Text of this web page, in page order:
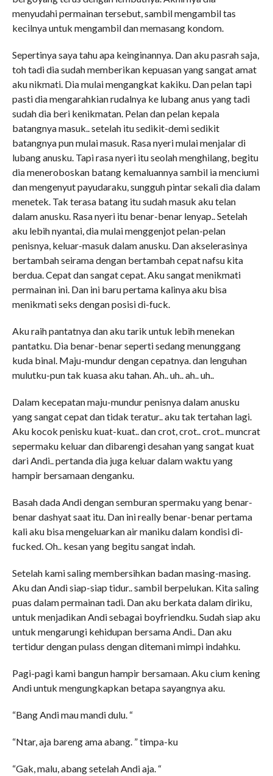
menyudahi permainan tersebut, sambil mengambil tas
kecilnya untuk mengambil dan memasang kondom.
Sepertinya saya tahu apa keinginannya. Dan aku pasrah saja,
toh tadi dia sudah memberikan kepuasan yang sangat amat
aku nikmati. Dia mulai mengangkat kakiku. Dan pelan tapi
pasti dia mengarahkian rudalnya ke lubang anus yang tadi
sudah dia beri kenikmatan. Pelan dan pelan kepala
batangnya masuk.. setelah itu sedikit-demi sedikit
batangnya pun mulai masuk. Rasa nyeri mulai menjalar di
lubang anusku. Tapi rasa nyeri itu seolah menghilang, begitu
dia meneroboskan batang kemaluannya sambil ia menciumi
dan mengenyut payudaraku, sungguh pintar sekali dia dalam
menetek. Tak terasa batang itu sudah masuk aku telan
dalam anusku. Rasa nyeri itu benar-benar lenyap.. Setelah
aku lebih nyantai, dia mulai menggenjot pelan-pelan
penisnya, keluar-masuk dalam anusku. Dan akselerasinya
bertambah seirama dengan bertambah cepat nafsu kita
berdua. Cepat dan sangat cepat. Aku sangat menikmati
permainan ini. Dan ini baru pertama kalinya aku bisa
menikmati seks dengan posisi di-fuck.
Aku raih pantatnya dan aku tarik untuk lebih menekan
pantatku. Dia benar-benar seperti sedang menunggang
kuda binal. Maju-mundur dengan cepatnya. dan lenguhan
mulutku-pun tak kuasa aku tahan. Ah.. uh.. ah.. uh..
Dalam kecepatan maju-mundur penisnya dalam anusku
yang sangat cepat dan tidak teratur.. aku tak tertahan lagi.
Aku kocok penisku kuat-kuat.. dan crot, crot.. crot.. muncrat
sepermaku keluar dan dibarengi desahan yang sangat kuat
dari Andi.. pertanda dia juga keluar dalam waktu yang
hampir bersamaan denganku.
Basah dada Andi dengan semburan spermaku yang benar-
benar dashyat saat itu. Dan ini really benar-benar pertama
kali aku bisa mengeluarkan air maniku dalam kondisi di-
fucked. Oh.. kesan yang begitu sangat indah.
Setelah kami saling membersihkan badan masing-masing.
Aku dan Andi siap-siap tidur.. sambil berpelukan. Kita saling
puas dalam permainan tadi. Dan aku berkata dalam diriku,
untuk menjadikan Andi sebagai boyfriendku. Sudah siap aku
untuk mengarungi kehidupan bersama Andi.. Dan aku
tertidur dengan pulass dengan ditemani mimpi indahku.
Pagi-pagi kami bangun hampir bersamaan. Aku cium kening
Andi untuk mengungkapkan betapa sayangnya aku.
“Bang Andi mau mandi dulu. “
“Ntar, aja bareng ama abang. ” timpa-ku
“Gak, malu, abang setelah Andi aja. “